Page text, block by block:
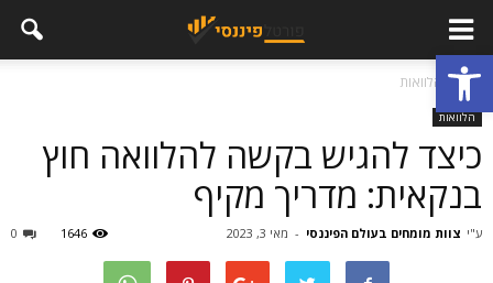
פתח סרגל נגישות
בית הלוואות
הלוואות
כיצד להגיש בקשה להלוואה חוץ
בנקאית: מדריך מקיף
ע"י צוות מומחים בעולם הפיננסי - מאי 3, 2023 0 1646